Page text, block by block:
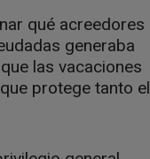
qué acreedores
generaba
las vacaciones
protege tanto el